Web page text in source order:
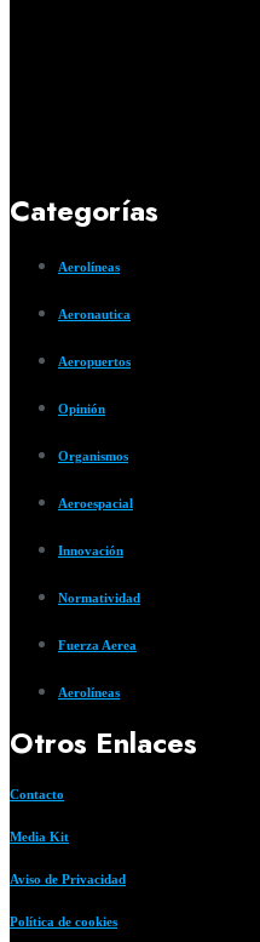
Categorías
Aerolíneas
Aeronautica
Aeropuertos
Opinión
Organismos
Aeroespacial
Innovación
Normatividad
Fuerza Aerea
Aerolíneas
Otros Enlaces
Contacto
Media Kit
Aviso de Privacidad
Política de cookies